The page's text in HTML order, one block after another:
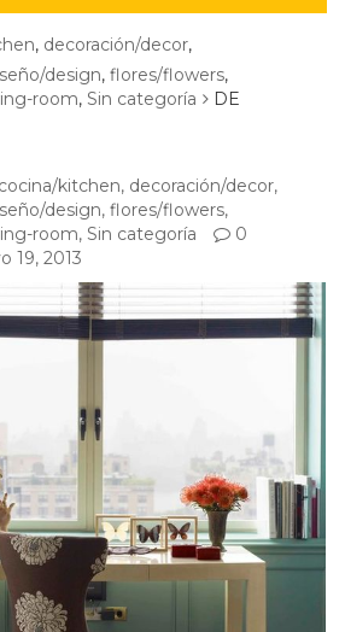
, decoración/decor,
design, flores/flowers,
room, Sin categoría
DE
cocina/kitchen, decoración/decor,
design, flores/flowers,
room, Sin categoría
0
19, 2013